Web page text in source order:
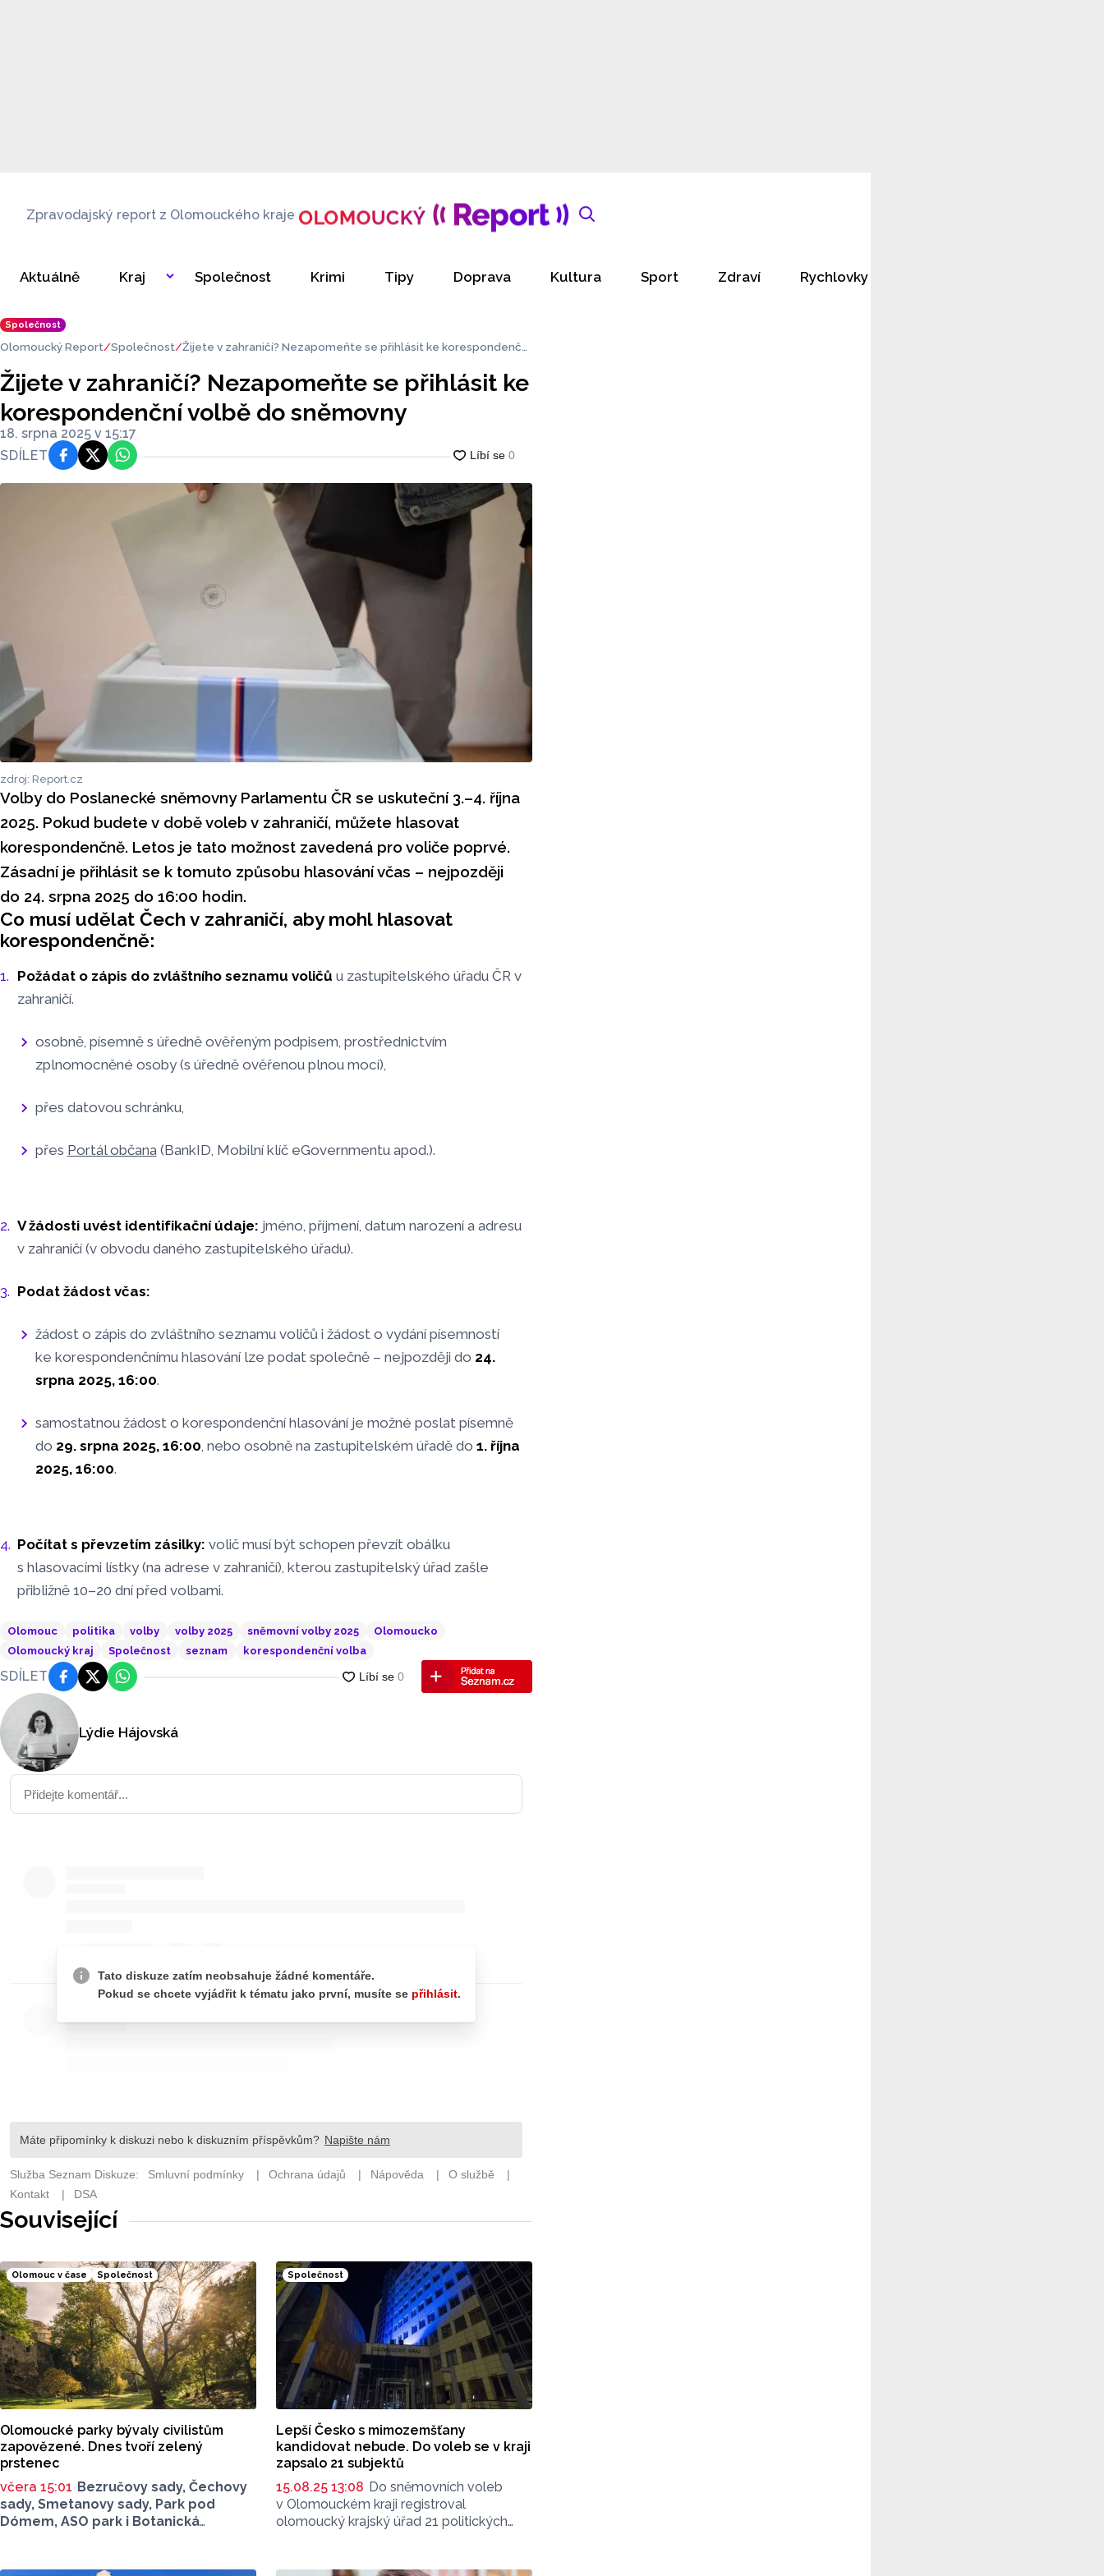
Zpravodajský report z Olomouckého kraje
Aktuálně Kraj Společnost Krimi Tipy Doprava Kultura Sport Zdraví Rychlovky
Společnost
Olomoucký Report Společnost
Žijete v zahraničí? Nezapomeňte se přihlásit ke korespondenční
Žijete v zahraničí? Nezapomeňte se přihlásit ke
korespondenční volbě do sněmovny
18. srpna 2025 v 15:17
SDÍLET
FacebookPlatforma X
WhatsApp
zdroj: Report.cz
Volby do Poslanecké sněmovny Parlamentu ČR se uskuteční 3.–4. října
2025. Pokud budete v době voleb v zahraničí, můžete hlasovat
korespondenčně. Letos je tato možnost zavedená pro voliče poprvé.
Zásadní je přihlásit se k tomuto způsobu hlasování včas – nejpozději
do 24. srpna 2025 do 16:00 hodin.
Co musí udělat Čech v zahraničí, aby mohl hlasovat
korespondenčně:
Požádat o zápis do zvláštního seznamu voličů u zastupitelského úřadu ČR v
zahraničí.
osobně, písemně s úředně ověřeným podpisem, prostřednictvím
zplnomocněné osoby (s úředně ověřenou plnou mocí),
přes datovou schránku,
přes Portál občana (BankID, Mobilní klíč eGovernmentu apod.).
V žádosti uvést identifikační údaje: jméno, příjmení, datum narození a adresu
v zahraničí (v obvodu daného zastupitelského úřadu).
Podat žádost včas:
žádost o zápis do zvláštního seznamu voličů i žádost o vydání písemností
ke korespondenčnímu hlasování lze podat společně – nejpozději do 24.
srpna 2025, 16:00.
samostatnou žádost o korespondenční hlasování je možné poslat písemně
do 29. srpna 2025, 16:00, nebo osobně na zastupitelském úřadě do 1. října
2025, 16:00.
Počítat s převzetím zásilky: volič musí být schopen převzít obálku
s hlasovacími lístky (na adrese v zahraničí), kterou zastupitelský úřad zašle
přibližně 10–20 dní před volbami.
Olomouc politika volby volby 2025 sněmovní volby 2025
Olomoucko
Olomoucký kraj
Společnost seznam korespondenční volba
SDÍLET FacebookPlatforma X
WhatsApp
Lýdie Hájovská
Související
Olomouc v čase Společnost
Olomoucké parky bývaly civilistům
zapovězené. Dnes tvoří zelený
prstenec
včera 15:01 Bezručovy sady, Čechovy
sady, Smetanovy sady, Park pod
Dómem, ASO park i Botanická
Společnost
Lepší Česko s mimozemšťany
kandidovat nebude. Do voleb se v kraji
zapsalo 21 subjektů
15.08.25 13:08 Do sněmovních voleb
v Olomouckém kraji registroval
olomoucký krajský úřad 21 politických